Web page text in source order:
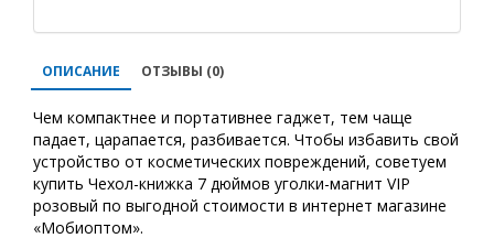
ОПИСАНИЕ ОТЗЫВЫ (0)
Чем компактнее и портативнее гаджет, тем чаще
падает, царапается, разбивается. Чтобы избавить свой
устройство от косметических повреждений, советуем
купить Чехол-книжка 7 дюймов уголки-магнит VIP
розовый по выгодной стоимости в интернет магазине
«Мобиоптом».